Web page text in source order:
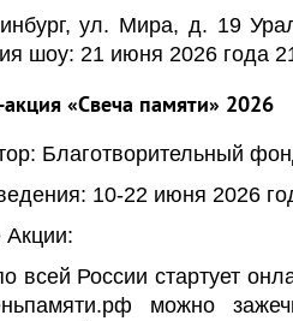
ул. Мира, д. 19
шоу: 21 июня 2026 года
«Свеча памяти» 2026
Благотворительный
10-22 июня 2026
всей России стартует
можно